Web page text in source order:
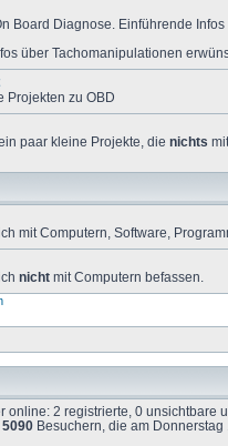
Board Diagnose. Einführende
über Tachomanipulationen
Projekten zu OBD
paar kleine Projekte, die nichts
mit Computern, Software,
nicht mit Computern befassen.
online: 2 registrierte, 0 unsichtbare
5090 Besuchern, die am